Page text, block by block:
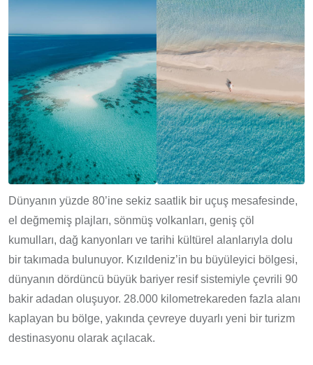
Dünyanın yüzde 80’ine sekiz saatlik bir uçuş mesafesinde,
el değmemiş plajları, sönmüş volkanları, geniş çöl
kumulları, dağ kanyonları ve tarihi kültürel alanlarıyla dolu
bir takımada bulunuyor. Kızıldeniz’in bu büyüleyici bölgesi,
dünyanın dördüncü büyük bariyer resif sistemiyle çevrili 90
bakir adadan oluşuyor. 28.000 kilometrekareden fazla alanı
kaplayan bu bölge, yakında çevreye duyarlı yeni bir turizm
destinasyonu olarak açılacak.